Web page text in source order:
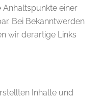
Anhaltspunkte einer
Bei Bekanntwerden
wir derartige Links
Inhalte und